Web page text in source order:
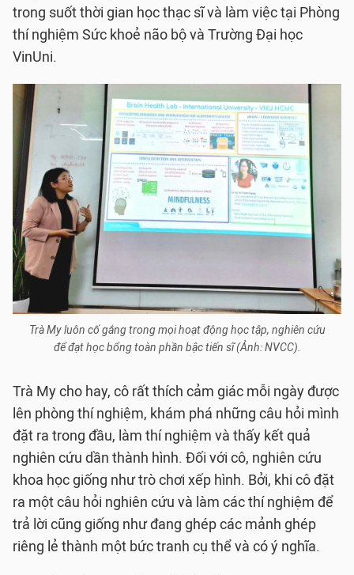
trong suốt thời gian học thạc sĩ và làm việc tại Phòng
thí nghiệm Sức khoẻ não bộ và Trường Đại học
VinUni.
Trà My luôn cố gắng trong mọi hoạt động học tập, nghiên cứu
để đạt học bổng toàn phần bậc tiến sĩ (Ảnh: NVCC).
Trà My cho hay, cô rất thích cảm giác mỗi ngày được
lên phòng thí nghiệm, khám phá những câu hỏi mình
đặt ra trong đầu, làm thí nghiệm và thấy kết quả
nghiên cứu dần thành hình. Đối với cô, nghiên cứu
khoa học giống như trò chơi xếp hình. Bởi, khi cô đặt
ra một câu hỏi nghiên cứu và làm các thí nghiệm để
trả lời cũng giống như đang ghép các mảnh ghép
riêng lẻ thành một bức tranh cụ thể và có ý nghĩa.